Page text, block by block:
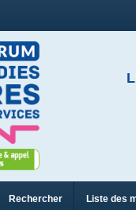
Rechercher Liste des